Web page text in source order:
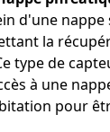
d'une
la
type de
à une
pour